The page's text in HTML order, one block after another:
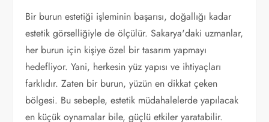
Bir burun estetiği işleminin başarısı, doğallığı kadar
estetik görselliğiyle de ölçülür. Sakarya'daki uzmanlar,
her burun için kişiye özel bir tasarım yapmayı
hedefliyor. Yani, herkesin yüz yapısı ve ihtiyaçları
farklıdır. Zaten bir burun, yüzün en dikkat çeken
bölgesi. Bu sebeple, estetik müdahalelerde yapılacak
en küçük oynamalar bile, güçlü etkiler yaratabilir.